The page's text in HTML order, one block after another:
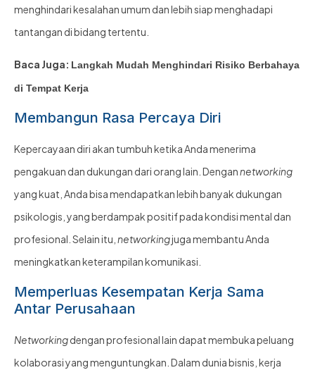
menghindari kesalahan umum dan lebih siap menghadapi
tantangan di bidang tertentu.
Baca Juga: Langkah Mudah Menghindari Risiko Berbahaya
di Tempat Kerja
Membangun Rasa Percaya Diri
Kepercayaan diri akan tumbuh ketika Anda menerima
pengakuan dan dukungan dari orang lain. Dengannetworking
yang kuat, Anda bisa mendapatkan lebih banyak dukungan
psikologis, yang berdampak positif pada kondisi mental dan
profesional. Selain itu, networkingjuga membantu Anda
meningkatkan keterampilan komunikasi.
Memperluas Kesempatan Kerja Sama
Antar Perusahaan
Networkingdengan profesional lain dapat membuka peluang
kolaborasi yang menguntungkan. Dalam dunia bisnis, kerja